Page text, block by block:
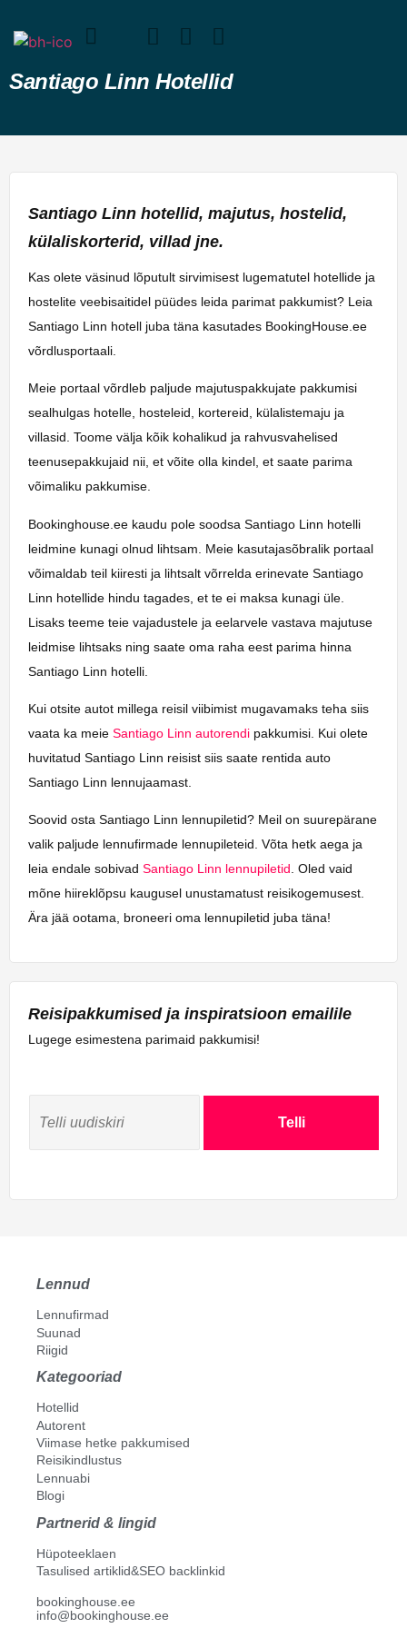
Santiago Linn Hotellid
Santiago Linn hotellid, majutus, hostelid,
külaliskorterid, villad jne.
Kas olete väsinud lõputult sirvimisest lugematutel hotellide ja
hostelite veebisaitidel püüdes leida parimat pakkumist? Leia
Santiago Linn hotell juba täna kasutades BookingHouse.ee
võrdlusportaali.
Meie portaal võrdleb paljude majutuspakkujate pakkumisi
sealhulgas hotelle, hosteleid, kortereid, külalistemaju ja
villasid. Toome välja kõik kohalikud ja rahvusvahelised
teenusepakkujaid nii, et võite olla kindel, et saate parima
võimaliku pakkumise.
Bookinghouse.ee kaudu pole soodsa Santiago Linn hotelli
leidmine kunagi olnud lihtsam. Meie kasutajasõbralik portaal
võimaldab teil kiiresti ja lihtsalt võrrelda erinevate Santiago
Linn hotellide hindu tagades, et te ei maksa kunagi üle.
Lisaks teeme teie vajadustele ja eelarvele vastava majutuse
leidmise lihtsaks ning saate oma raha eest parima hinna
Santiago Linn hotelli.
Kui otsite autot millega reisil viibimist mugavamaks teha siis
vaata ka meie Santiago Linn autorendi pakkumisi. Kui olete
huvitatud Santiago Linn reisist siis saate rentida auto
Santiago Linn lennujaamast.
Soovid osta Santiago Linn lennupiletid? Meil on suurepärane
valik paljude lennufirmade lennupileteid. Võta hetk aega ja
leia endale sobivad Santiago Linn lennupiletid. Oled vaid
mõne hiireklõpsu kaugusel unustamatust reisikogemusest.
Ära jää ootama, broneeri oma lennupiletid juba täna!
Reisipakkumised ja inspiratsioon emailile
Lugege esimestena parimaid pakkumisi!
Telli
Lennud
Lennufirmad
Suunad
Riigid
Kategooriad
Hotellid
Autorent
Viimase hetke pakkumised
Reisikindlustus
Lennuabi
Blogi
Partnerid & lingid
Hüpoteeklaen
Tasulised artiklid&SEO backlinkid
bookinghouse.ee
info@bookinghouse.ee